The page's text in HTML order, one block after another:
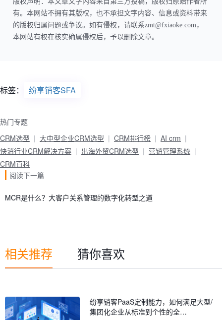
有。本网站不拥有其版权，也不承担文字内容、信息或资料带来
的版权归属问题或争议。如有侵权，请联系zmt@fxiaoke.com，
本网站有权在核实确属侵权后，予以删除文章。
标签： 纷享销客SFA
热门专题
CRM选型
大中型企业CRM选型 CRM排行榜
AI crm
快消行业CRM解决方案
出海外贸CRM选型
营销管理系统
CRM百科
阅读下一篇
MCR是什么？大客户关系管理的数字化转型之道
相关推荐 猜你喜欢
纷享销客PaaS定制能力，如何满足大型/
集团化企业从标准到个性的全…